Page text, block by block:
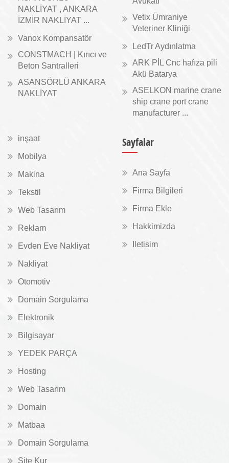
NAKLİYAT , ANKARA
İZMİR NAKLİYAT ...
Vanox Kompansatör
CONSTMACH | Kırıcı ve
Beton Santralleri
ASANSÖRLÜ ANKARA
NAKLİYAT
Vetix Ümraniye
Veteriner Kliniği
LedTr Aydınlatma
ARK PİL Cnc hafıza pili
Akü Batarya
ASELKON marine crane
ship crane port crane
manufacturer ...
inşaat
Mobilya
Makina
Tekstil
Web Tasarım
Reklam
Evden Eve Nakliyat
Nakliyat
Otomotiv
Domain Sorgulama
Elektronik
Bilgisayar
YEDEK PARÇA
Hosting
Web Tasarım
Domain
Matbaa
Domain Sorgulama
Site Kur
Sayfalar
Ana Sayfa
Firma Bilgileri
Firma Ekle
Hakkimizda
Iletisim